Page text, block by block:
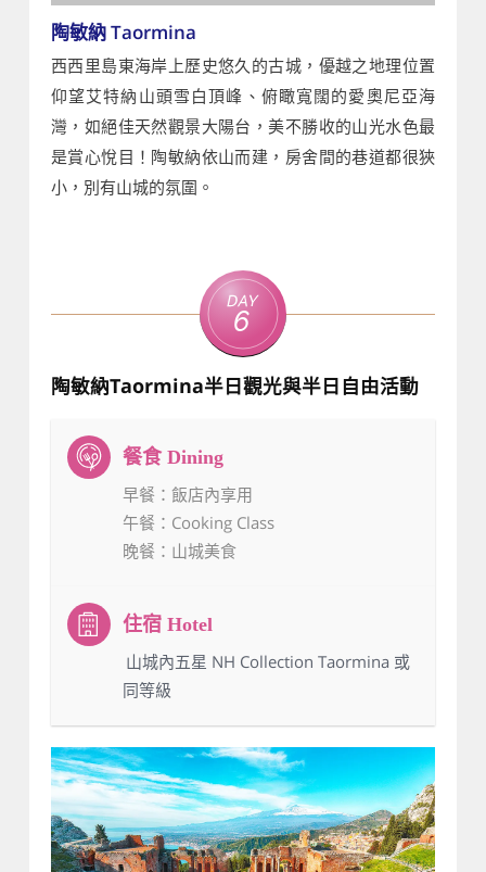
陶敏納 Taormina
西西里島東海岸上歷史悠久的古城，優越之地理位置
仰望艾特納山頭雪白頂峰、俯瞰寬闊的愛奧尼亞海
灣，如絕佳天然觀景大陽台，美不勝收的山光水色最
是賞心悅目！陶敏納依山而建，房舍間的巷道都很狹
小，別有山城的氛圍。
Day
6
陶敏納Taormina半日觀光與半日自由活動
早餐 ：飯店內享用
午餐 ：Cooking Class
晚餐 ：山城美食
：山城內五星 NH Collection Taormina 或
同等級